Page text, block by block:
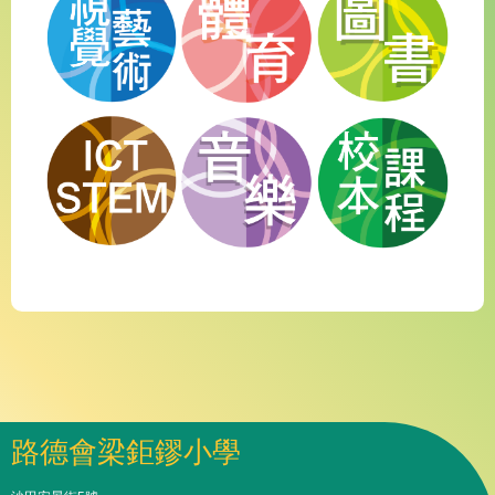
路德會梁鉅鏐小學